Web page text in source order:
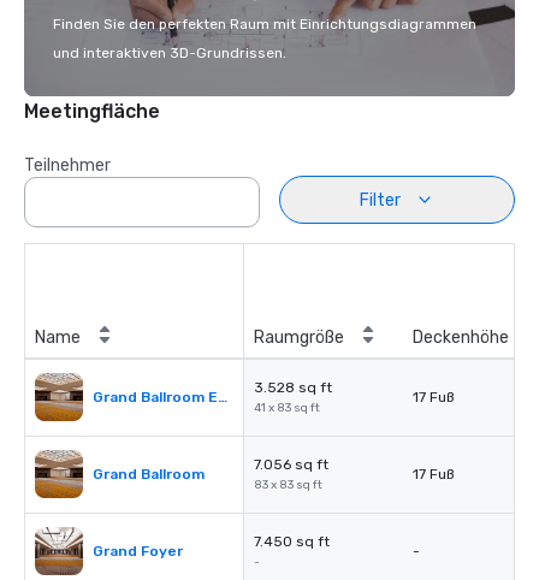
Finden Sie den perfekten Raum mit Einrichtungsdiagrammen
und interaktiven 3D-Grundrissen.
Meetingfläche
Teilnehmer
Filter
Name Raumgröße Deckenhöhe
Grand Ballroom East or West
3.528 sq ft
41 x 83 sq ft
17 Fuß
Grand Ballroom
7.056 sq ft
83 x 83 sq ft
17 Fuß
Grand Foyer
7.450 sq ft
-
-